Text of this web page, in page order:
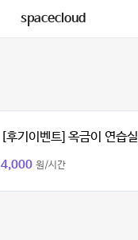
spacecloud
[후기이벤트] 옥금이 연습실
4,000 원/시간